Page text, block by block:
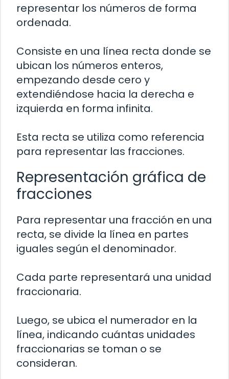
representar los números de forma
ordenada.
Consiste en una línea recta donde se
ubican los números enteros,
empezando desde cero y
extendiéndose hacia la derecha e
izquierda en forma infinita.
Esta recta se utiliza como referencia
para representar las fracciones.
Representación gráfica de
fracciones
Para representar una fracción en una
recta, se divide la línea en partes
iguales según el denominador.
Cada parte representará una unidad
fraccionaria.
Luego, se ubica el numerador en la
línea, indicando cuántas unidades
fraccionarias se toman o se
consideran.